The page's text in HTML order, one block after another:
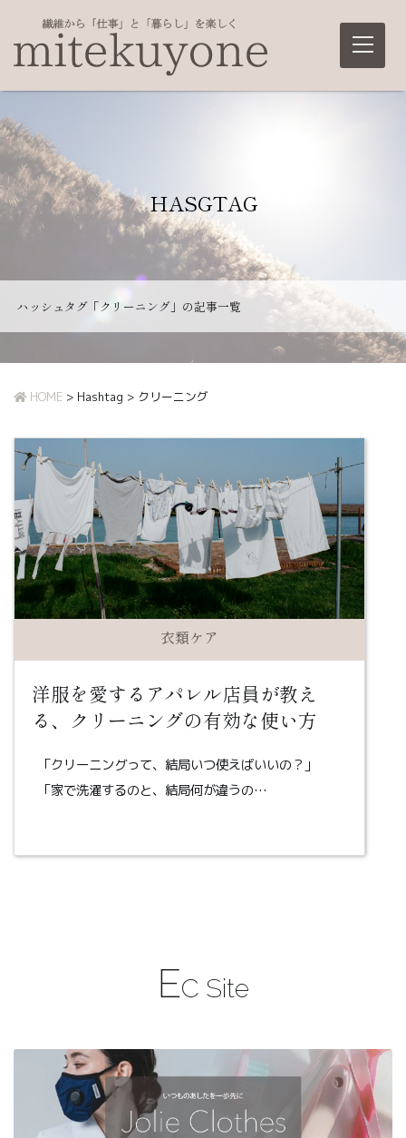
Main Navigation
HASGTAG
ハッシュタグ「クリーニング」の記事一覧
HOME > Hashtag > クリーニング
衣類ケア
洋服を愛するアパレル店員が教え
る、クリーニングの有効な使い方
「クリーニングって、結局いつ使えばいいの？」
「家で洗濯するのと、結局何が違うの…
EC Site